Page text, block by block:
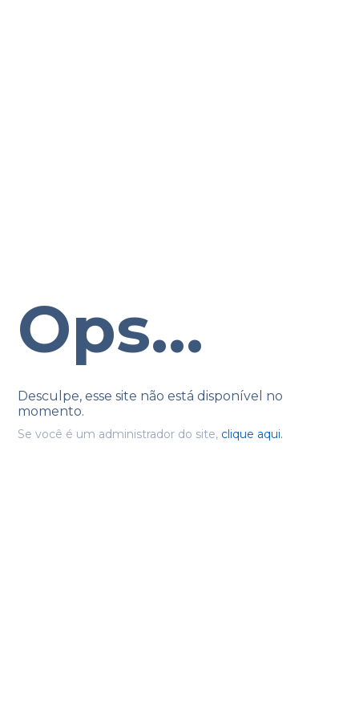
Ops...
Desculpe, esse site não está disponível no
momento.
Se você é um administrador do site, clique aqui.